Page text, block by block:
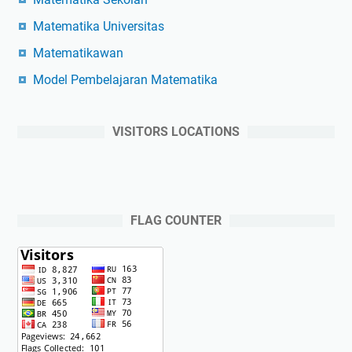
Matematika Universitas
Matematikawan
Model Pembelajaran Matematika
VISITORS LOCATIONS
FLAG COUNTER